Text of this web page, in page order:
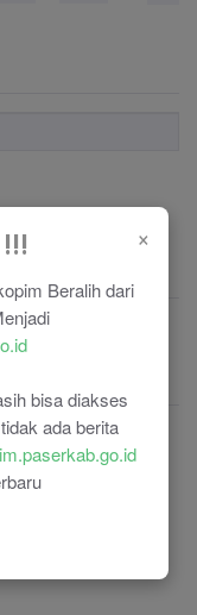
×
!!!
Beralih dari
bisa diakses
ada berita